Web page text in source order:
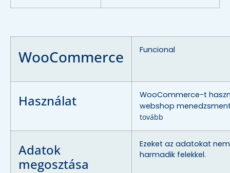
WooCommerce Funcional
Használat
WooCommerce-t
webshop
tovább
Adatok
megosztása
Ezeket az adatokat
harmadik felekkel.